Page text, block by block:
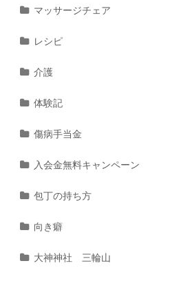
マッサージチェア
レシピ
介護
体験記
傷病手当金
入会金無料キャンペーン
包丁の持ち方
向き癖
大神神社 三輪山